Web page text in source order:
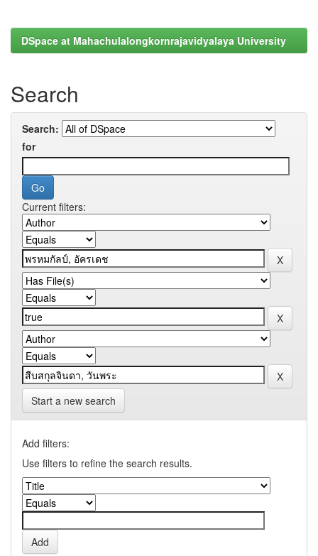
DSpace at Mahachulalongkornrajavidyalaya University
Search
Search:
for
Current filters:
Start a new search
Add filters:
Use filters to refine the search results.